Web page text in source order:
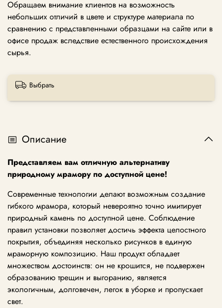
Обращаем внимание клиентов на возможность
небольших отличий в цвете и структуре материала по
сравнению с представленными образцами на сайте или в
офисе продаж вследствие естественного происхождения
сырья.
Выбрать
Описание
Представляем вам отличную альтернативу
природному мрамору по доступной цене!
Современные технологии делают возможным создание
гибкого мрамора, который невероятно точно имитирует
природный камень по доступной цене. Соблюдение
правил установки позволяет достичь эффекта целостного
покрытия, объединяя несколько рисунков в единую
мраморную композицию. Наш продукт обладает
множеством достоинств: он не крошится, не подвержен
образованию трещин и выгоранию, является
экологичным, долговечен, легок в уборке и пропускает
свет.